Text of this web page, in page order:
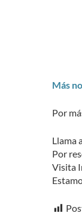
Más
Por
Llama
Por
Visita